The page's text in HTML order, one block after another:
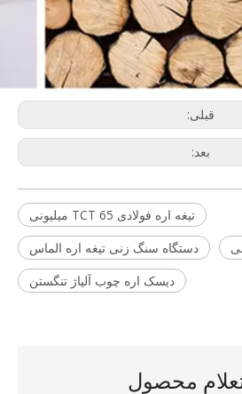
قبلی:
بعد:
تیغه اره فولادی TCT 65 میلیونی
دستگاه سنگ زنی تیغه اره الماس
دیسک اره چوب آلیاژ تنگستن
محصول